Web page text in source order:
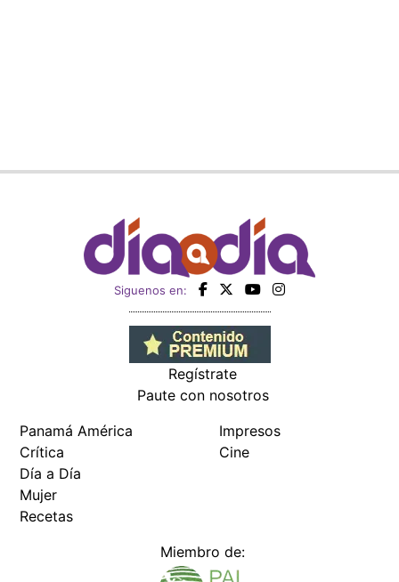
Siguenos en:
Regístrate
Paute con nosotros
Panamá América
Crítica
Día a Día
Mujer
Recetas
Impresos
Cine
Miembro de: